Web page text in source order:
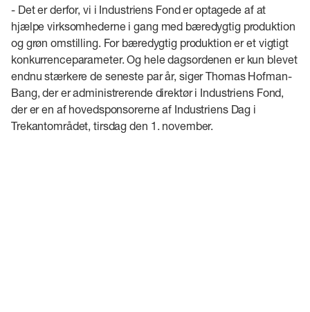
- Det er derfor, vi i Industriens Fond er optagede af at
hjælpe virksomhederne i gang med bæredygtig produktion
og grøn omstilling. For bæredygtig produktion er et vigtigt
konkurrenceparameter. Og hele dagsordenen er kun blevet
endnu stærkere de seneste par år, siger Thomas Hofman-
Bang, der er administrerende direktør i Industriens Fond,
der er en af hovedsponsorerne af Industriens Dag i
Trekantområdet, tirsdag den 1. november.